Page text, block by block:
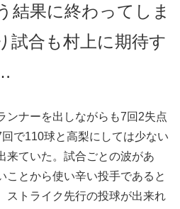
結果に終わってしま
試合も村上に期待す
ンナーを出しながらも7回2失点
で110球と高梨にしては少ない
来ていた。試合ごとの波があ
ことから使い辛い投手であると
ストライク先行の投球が出来れ